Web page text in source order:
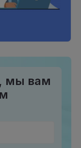
мы вам